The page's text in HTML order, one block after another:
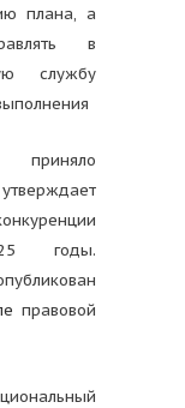
плана, а
в
службу
годы.
правовой